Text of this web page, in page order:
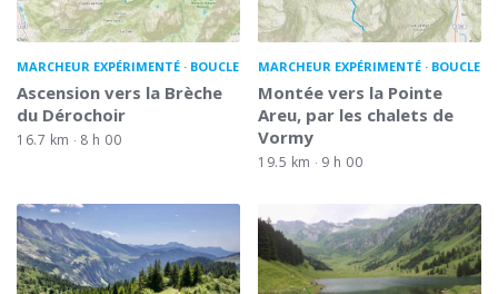
MARCHEUR EXPÉRIMENTÉ BOUCLE
Ascension vers la Brèche
du Dérochoir
16.7 km 8 h 00
MARCHEUR EXPÉRIMENTÉ BOUCLE
Montée vers la Pointe
Areu, par les chalets de
Vormy
19.5 km 9 h 00